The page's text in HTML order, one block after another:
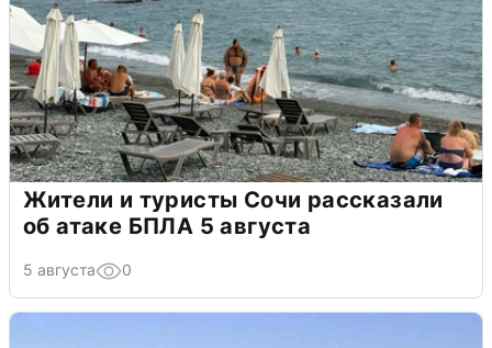
Жители и туристы Сочи рассказали
об атаке БПЛА 5 августа
5 августа 0